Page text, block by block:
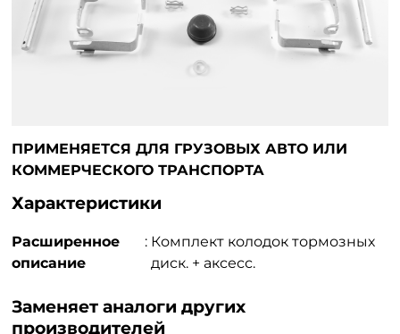
ПРИМЕНЯЕТСЯ ДЛЯ ГРУЗОВЫХ АВТО ИЛИ
КОММЕРЧЕСКОГО ТРАНСПОРТА
Характеристики
Расширенное
описание
: Комплект колодок тормозных
диск. + аксесс.
Заменяет аналоги других
производителей